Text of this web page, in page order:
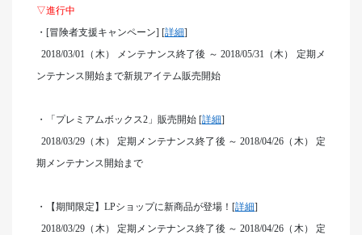
▽進行中
・[冒険者支援キャンペーン] [詳細]
2018/03/01 （木） メンテナンス終了後 ～ 2018/05/31（木） 定期メ
ンテナンス開始まで新規アイテム販売開始
・「プレミアムボックス2」販売開始 [詳細]
2018/03/29 （木） 定期メンテナンス終了後 ～ 2018/04/26（木） 定
期メンテナンス開始まで
・【期間限定】LPショップに新商品が登場！[詳細]
2018/03/29 （木） 定期メンテナンス終了後 ～ 2018/04/26（木） 定